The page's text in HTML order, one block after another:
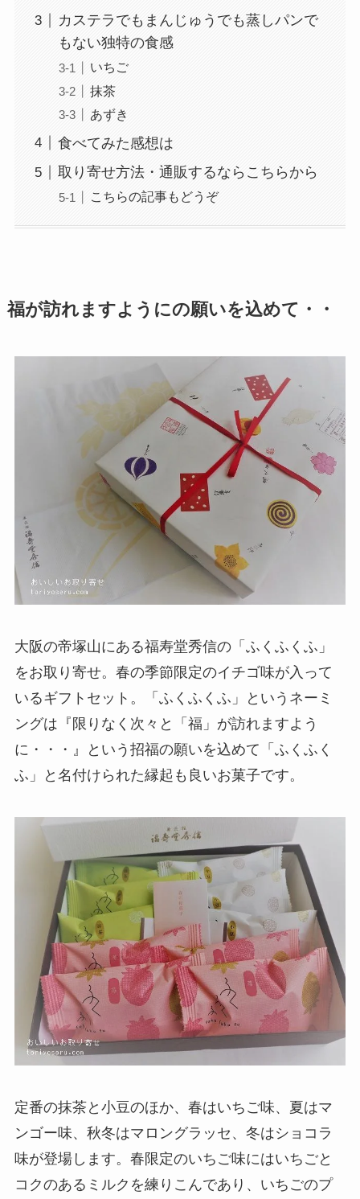
カステラでもまんじゅうでも蒸しパンで
もない独特の食感
いちご
抹茶
あずき
食べてみた感想は
取り寄せ方法・通販するならこちらから
こちらの記事もどうぞ
福が訪れますようにの願いを込めて・・
大阪の帝塚山にある福寿堂秀信の「ふくふくふ」
をお取り寄せ。春の季節限定のイチゴ味が入って
いるギフトセット。「ふくふくふ」というネーミ
ングは『限りなく次々と「福」が訪れますよう
に・・・』という招福の願いを込めて「ふくふく
ふ」と名付けられた縁起も良いお菓子です。
定番の抹茶と小豆のほか、春はいちご味、夏はマ
ンゴー味、秋冬はマロングラッセ、冬はショコラ
味が登場します。春限定のいちご味にはいちごと
コクのあるミルクを練りこんであり、いちごのプ